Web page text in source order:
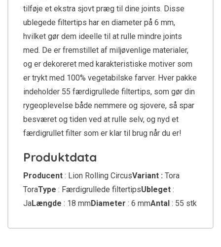
tilføje et ekstra sjovt præg til dine joints. Disse
ublegede filtertips har en diameter på 6 mm,
hvilket gør dem ideelle til at rulle mindre joints
med. De er fremstillet af miljøvenlige materialer,
og er dekoreret med karakteristiske motiver som
er trykt med 100% vegetabilske farver. Hver pakke
indeholder 55 færdigrullede filtertips, som gør din
rygeoplevelse både nemmere og sjovere, så spar
besværet og tiden ved at rulle selv, og nyd et
færdigrullet filter som er klar til brug når du er!
Produktdata
Producent : Lion Rolling CircusVariant : Tora
ToraType : Færdigrullede filtertipsUbleget :
JaLængde : 18 mmDiameter : 6 mmAntal : 55 stk